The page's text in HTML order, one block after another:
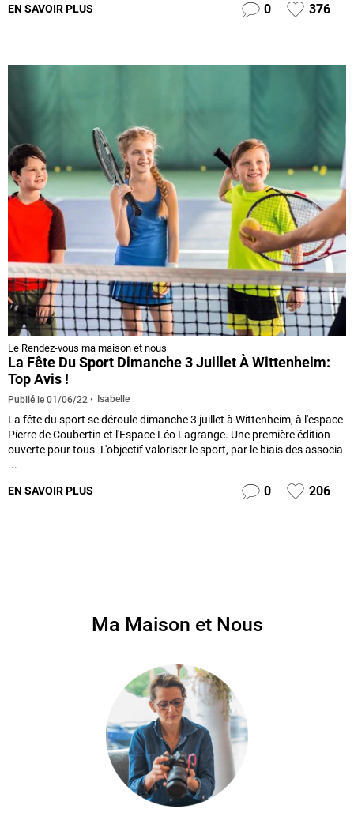
EN SAVOIR PLUS 0 376
Le Rendez-vous ma maison et nous
La Fête Du Sport Dimanche 3 Juillet À Wittenheim:
Top Avis !
Publié le 01/06/22 Isabelle
La fête du sport se déroule dimanche 3 juillet à Wittenheim, à l'espace
Pierre de Coubertin et l'Espace Léo Lagrange. Une première édition
ouverte pour tous. L'objectif valoriser le sport, par le biais des associa
...
EN SAVOIR PLUS 0 206
Ma Maison et Nous